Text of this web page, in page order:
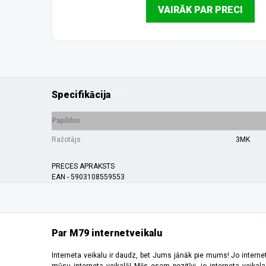
VAIRĀK PAR PRECI
Specifikācija
Papildus
Ražotājs 3MK
PRECES APRAKSTS
EAN - 5903108559553
Par M79 internetveikalu
Interneta veikalu ir daudz, bet Jums jānāk pie mums! Jo